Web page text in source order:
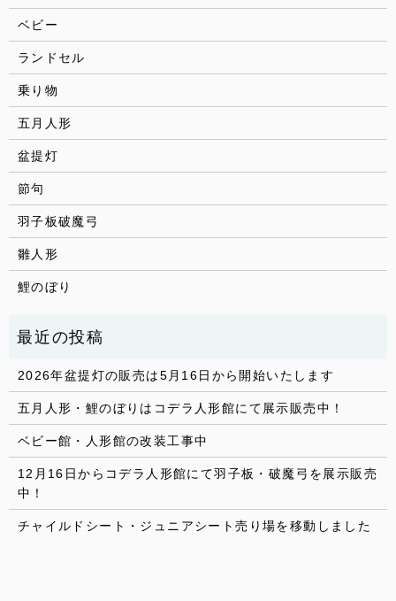
ベビー
ランドセル
乗り物
五月人形
盆提灯
節句
羽子板破魔弓
雛人形
鯉のぼり
2026年盆提灯の販売は5月16日から開始いたします
五月人形・鯉のぼりはコデラ人形館にて展示販売中！
ベビー館・人形館の改装工事中
12月16日からコデラ人形館にて羽子板・破魔弓を展示販売
中！
チャイルドシート・ジュニアシート売り場を移動しました